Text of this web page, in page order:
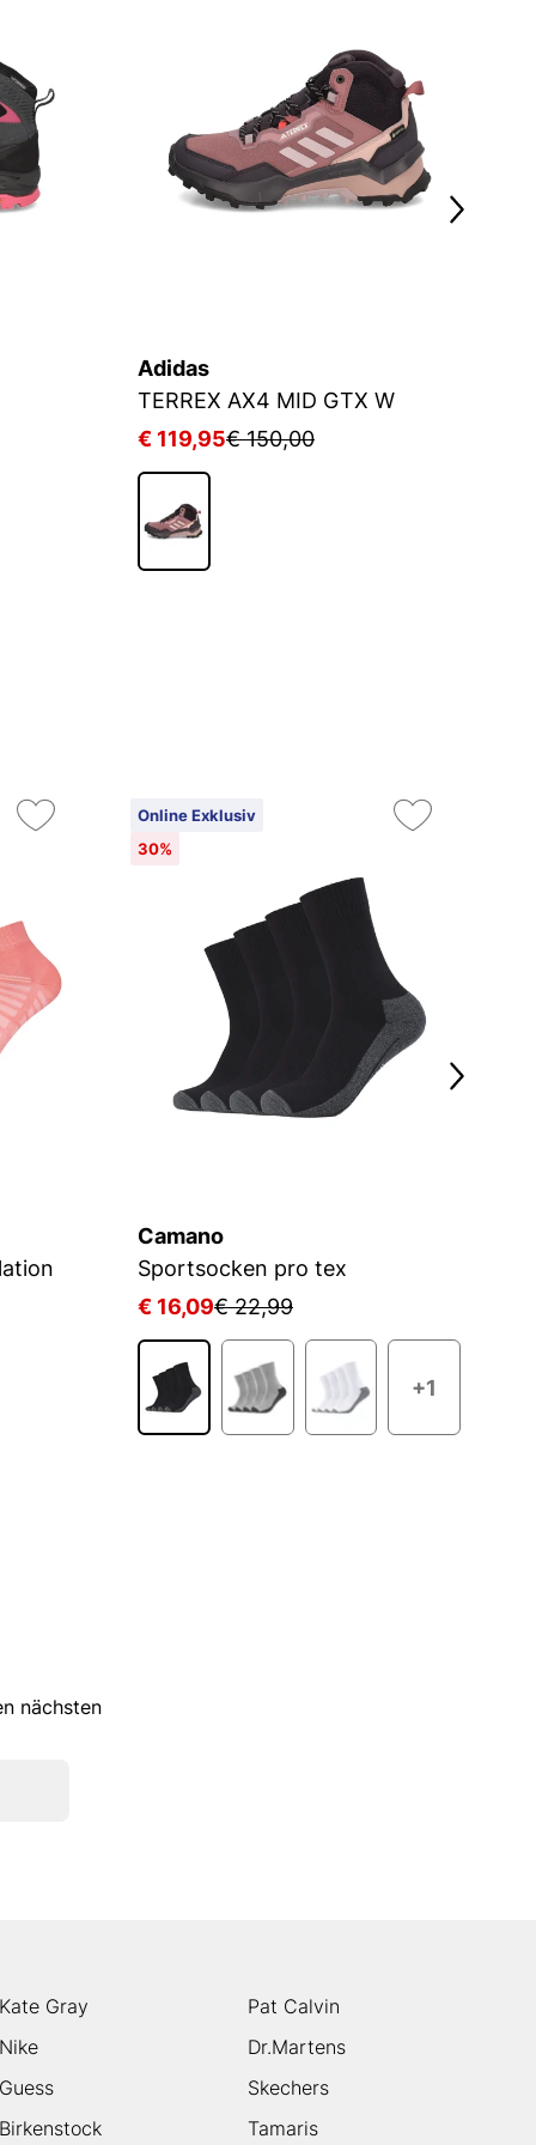
Adidas
TERREX AX4 MID GTX W
€ 119,95€ 150,00
Online Exklusiv
30%
Camano
Sportsocken pro tex
€ 16,09€ 22,99
+1
nächsten
Kate Gray
Pat Calvin
Nike
Dr.Martens
Guess
Skechers
Birkenstock Tamaris